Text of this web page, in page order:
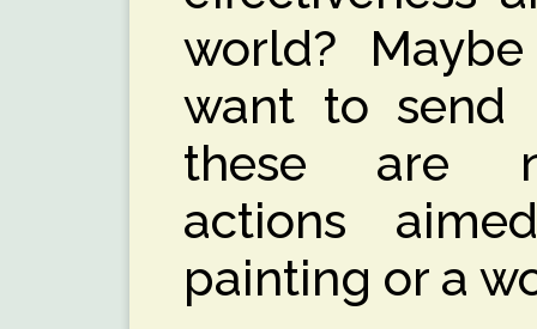
world?
want to send
these are
actions
painting or a